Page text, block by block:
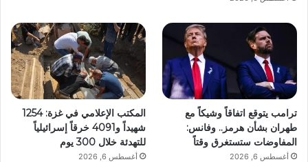
ترامب يتوقع اتفاقاً وشيكاً مع
طهران بشأن هرمز.. وفانس:
المفاوضات ستستغرق وقتاً
أغسطس 6, 2026
المكتب الإعلامي في غزة: 1254
شهيداً و4091 خرقاً إسرائيلياً
للتهدئة خلال 300 يوم
أغسطس 6, 2026